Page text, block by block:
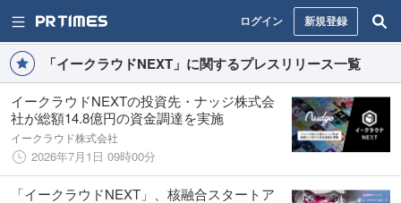
ログイン 新規登録
「イークラウドNEXT」に関するプレスリリース一覧
イークラウドNEXTの投資先・ナッジ株式会
社が総額14.8億円の資金調達を実施
イークラウド株式会社
2026年7月1日 09時00分
「イークラウドNEXT」、核融合スタートア